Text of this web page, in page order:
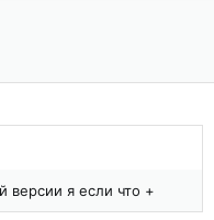
версии я если что +